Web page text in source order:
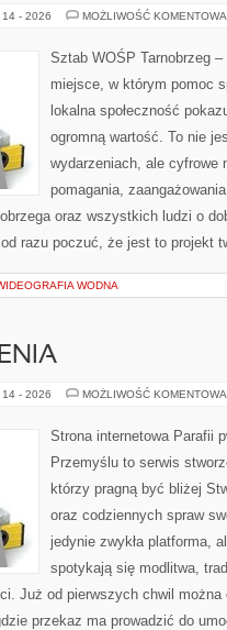
14 - 2026 MOŻLIWOŚĆ
Sztab WOŚP Tarnobrzeg
miejsce, w którym pomoc
lokalna społeczność
ogromną wartość. To nie
wydarzeniach, ale cyfrowe
pomagania,
oraz wszystkich ludzi o
razu poczuć, że jest to projekt
WODNA
14 - 2026 MOŻLIWOŚĆ
Strona internetowa Parafii
Przemyślu to serwis
którzy pragną być bliżej
oraz codziennych spraw
jedynie zwykła platforma,
spotykają się modlitwa,
Już od pierwszych chwil
przekaz ma prowadzić do